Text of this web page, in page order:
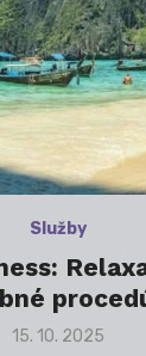
Služby
Posted
15. 10. 2025